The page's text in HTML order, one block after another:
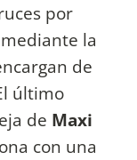
por
la
de
último
de Maxi
con una